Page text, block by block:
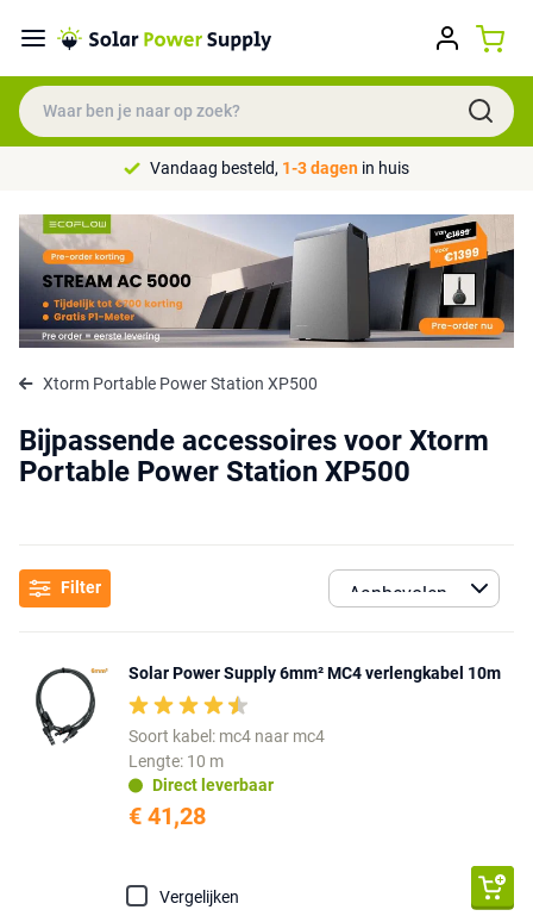
Vandaag besteld, 1-3 dagen in huis
Xtorm Portable Power Station XP500
Bijpassende accessoires voor Xtorm
Portable Power Station XP500
Filter
Solar Power Supply 6mm² MC4 verlengkabel 10m
Soort kabel: mc4 naar mc4
Lengte: 10 m
Direct leverbaar
€ 41,28
Vergelijken